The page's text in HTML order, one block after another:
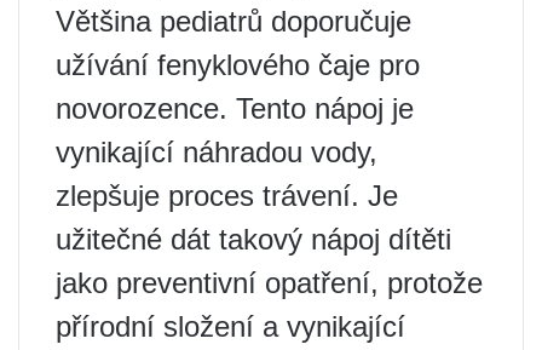
Většina pediatrů doporučuje
užívání fenyklového čaje pro
novorozence. Tento nápoj je
vynikající náhradou vody,
zlepšuje proces trávení. Je
užitečné dát takový nápoj dítěti
jako preventivní opatření, protože
přírodní složení a vynikající